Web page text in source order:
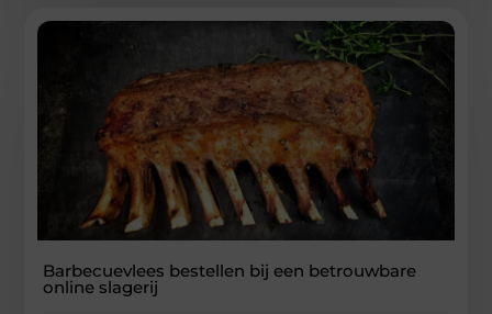
Barbecuevlees bestellen bij een betrouwbare
online slagerij